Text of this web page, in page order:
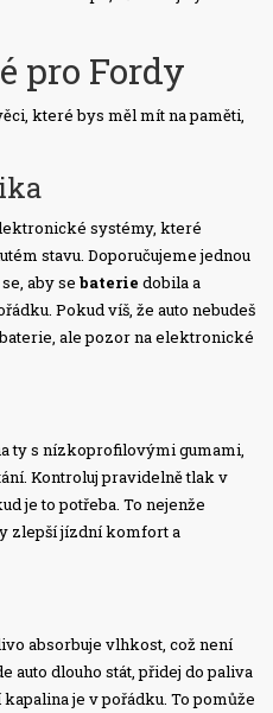
pro Fordy
které bys měl mít na paměti,
systémy, které
stavu. Doporučujeme jednou
aby se baterie dobila a
Pokud víš, že auto nebudeš
ale pozor na elektronické
ty s nízkoprofilovými gumami,
Kontroluj pravidelně tlak v
je to potřeba. To nejenže
zlepší jízdní komfort a
absorbuje vlhkost, což není
auto dlouho stát, přidej do paliva
je v pořádku. To pomůže